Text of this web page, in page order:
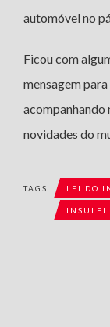
automóvel no
Ficou com
mensagem
acompanhando
novidades do
TAGS LEI DO